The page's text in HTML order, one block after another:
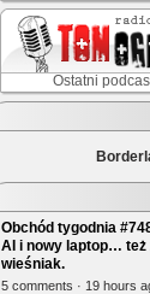
Ostatni
Obchód tygodnia
AI i nowy laptop… też
wieśniak.
5 comments · 19 hours